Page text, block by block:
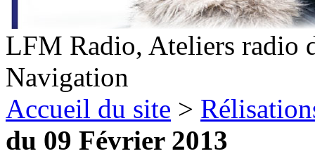
LFM Radio, Ateliers radio
Navigation
Accueil du site >
du 09 Février 2013